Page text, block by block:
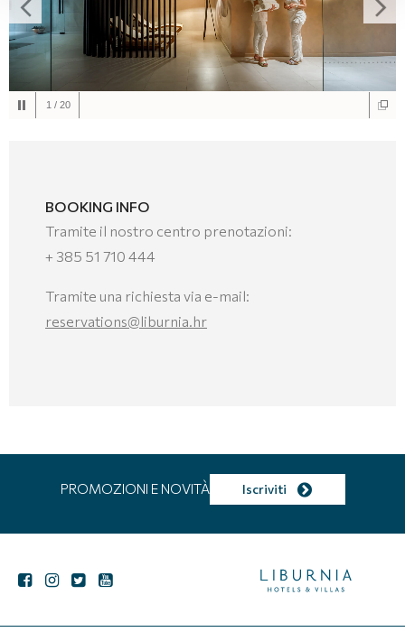
1 / 20
BOOKING INFO
Tramite il nostro centro prenotazioni:
+ 385 51 710 444
Tramite una richiesta via e-mail:
reservations@liburnia.hr
PROMOZIONI E NOVITÀ Iscriviti